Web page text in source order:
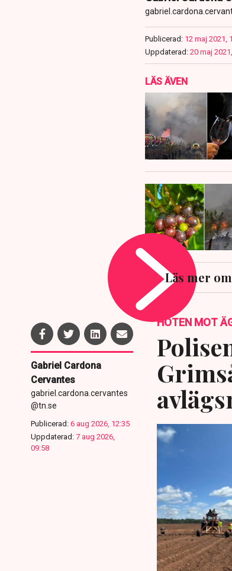
Publicerad: 12 maj 2021,
Uppdaterad: 20 maj
LÄS ÄVEN
Läs mer
Gabriel Cardona
Cervantes
gabriel.cardona.cervantes
@tn.se
Publicerad: 6 aug 2026, 12:35
Uppdaterad: 7 aug 2026,
09:58
HOTEN MOT